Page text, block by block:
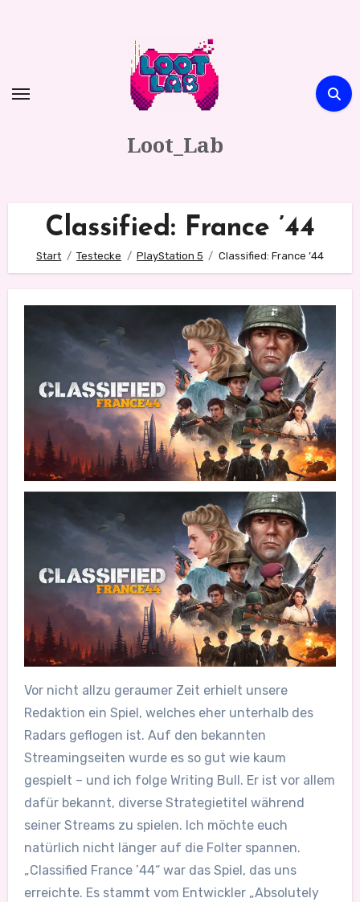
Loot_Lab
Classified: France ’44
Start Testecke PlayStation 5 Classified: France ’44
Vor nicht allzu geraumer Zeit erhielt unsere
Redaktion ein Spiel, welches eher unterhalb des
Radars geflogen ist. Auf den bekannten
Streamingseiten wurde es so gut wie kaum
gespielt – und ich folge Writing Bull. Er ist vor allem
dafür bekannt, diverse Strategietitel während
seiner Streams zu spielen. Ich möchte euch
natürlich nicht länger auf die Folter spannen.
„Classified France ’44“ war das Spiel, das uns
erreichte. Es stammt vom Entwickler „Absolutely